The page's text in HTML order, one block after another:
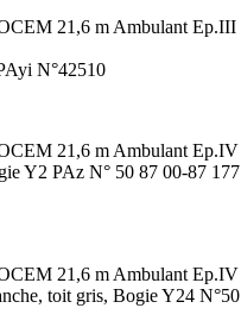
21,6 m Ambulant Ep.III
N°42510
21,6 m Ambulant Ep.IV
Y2 PAz N° 50 87 00-87 177
21,6 m Ambulant Ep.IV
toit gris, Bogie Y24 N°50